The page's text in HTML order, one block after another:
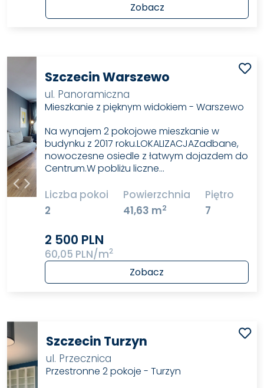
Zobacz
Szczecin Warszewo
ul. Panoramiczna
Mieszkanie z pięknym widokiem - Warszewo
Na wynajem 2 pokojowe mieszkanie w
budynku z 2017 roku.LOKALIZACJAZadbane,
nowoczesne osiedle z łatwym dojazdem do
Centrum.W pobliżu liczne…
Liczba pokoi
2
Powierzchnia
41,63 m2
Piętro
7
2 500 PLN
60,05 PLN/m2
Zobacz
Szczecin Turzyn
ul. Przecznica
Przestronne 2 pokoje - Turzyn